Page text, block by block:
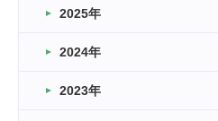
車いすバスケとRくんのお話
卒業・卒園の季節★
2025年
2024年
2023年